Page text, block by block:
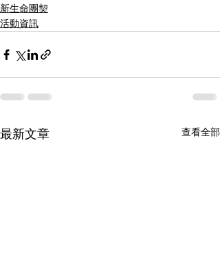
新生命團契
活動資訊
最新文章 查看全部